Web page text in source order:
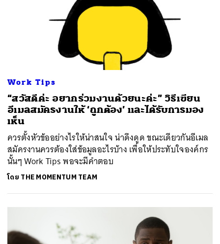
Work Tips
“สวัสดีค่ะ อยากร่วมงานด้วยนะค่ะ” วิธีเขียน
อีเมลสมัครงานให้ ‘ถูกต้อง’ และได้รับการมอง
เห็น
ควรตั้งหัวข้ออย่างไรให้น่าสนใจ น่าดึงดูด ขณะเดียวกันอีเมล
สมัครงานควรต้องใส่ข้อมูลอะไรบ้าง เพื่อให้ประทับใจองค์กร
นั้นๆ Work Tips พอจะมีคำตอบ
โดย THE MOMENTUM TEAM
SHARE TWEET LINE EMAIL